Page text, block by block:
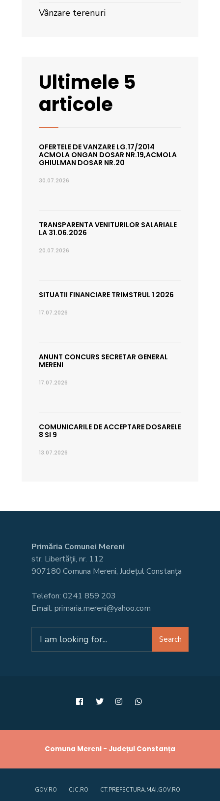
Vânzare terenuri
Ultimele 5
articole
OFERTELE DE VANZARE LG.17/2014
ACMOLA ONGAN DOSAR NR.19,ACMOLA
GHIULMAN DOSAR NR.20
30.07.2026
TRANSPARENTA VENITURILOR SALARIALE
LA 31.06.2026
20.07.2026
SITUATII FINANCIARE TRIMSTRUL 1 2026
17.07.2026
ANUNT CONCURS SECRETAR GENERAL
MERENI
17.07.2026
COMUNICARILE DE ACCEPTARE DOSARELE
8 SI 9
13.07.2026
Primăria Comunei Mereni
str. Libertății, nr. 112
907180 Comuna Mereni, Județul Constanța
Telefon: 0241 859 203
Email: primaria.mereni@yahoo.com
for:
Search
Comuna Mereni - Județul Constanța
GOV.RO CJC.RO CT.PREFECTURA.MAI.GOV.RO